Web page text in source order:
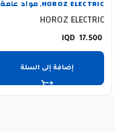
HOROZ ELECTRIC
, مواد عامة
HOROZ ELECTRIC
17.500
إضافة إلى السلة